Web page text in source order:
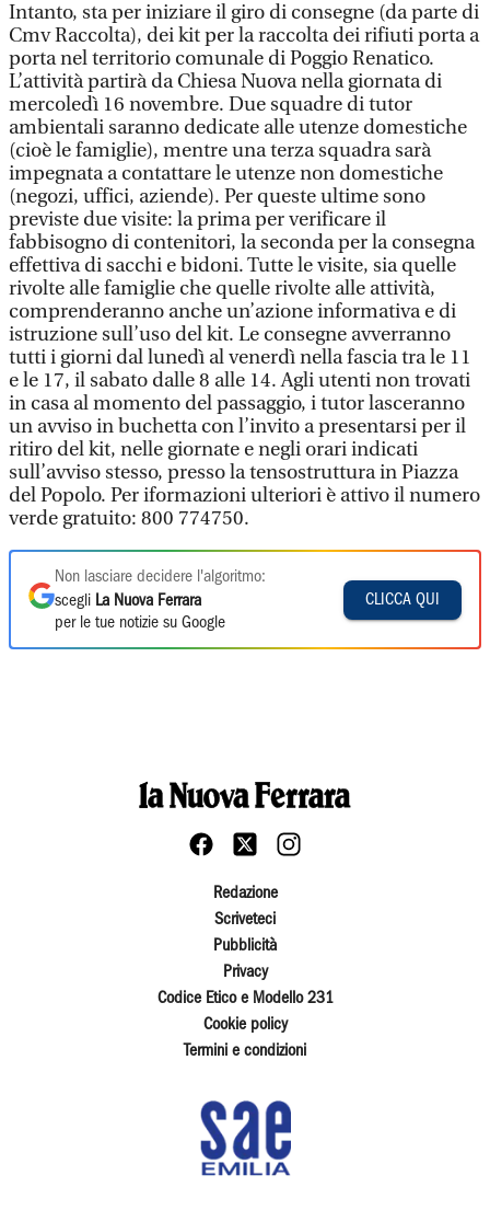
Intanto, sta per iniziare il giro di consegne (da parte di
Cmv Raccolta), dei kit per la raccolta dei rifiuti porta a
porta nel territorio comunale di Poggio Renatico.
L’attività partirà da Chiesa Nuova nella giornata di
mercoledì 16 novembre. Due squadre di tutor
ambientali saranno dedicate alle utenze domestiche
(cioè le famiglie), mentre una terza squadra sarà
impegnata a contattare le utenze non domestiche
(negozi, uffici, aziende). Per queste ultime sono
previste due visite: la prima per verificare il
fabbisogno di contenitori, la seconda per la consegna
effettiva di sacchi e bidoni. Tutte le visite, sia quelle
rivolte alle famiglie che quelle rivolte alle attività,
comprenderanno anche un’azione informativa e di
istruzione sull’uso del kit. Le consegne avverranno
tutti i giorni dal lunedì al venerdì nella fascia tra le 11
e le 17, il sabato dalle 8 alle 14. Agli utenti non trovati
in casa al momento del passaggio, i tutor lasceranno
un avviso in buchetta con l’invito a presentarsi per il
ritiro del kit, nelle giornate e negli orari indicati
sull’avviso stesso, presso la tensostruttura in Piazza
del Popolo. Per iformazioni ulteriori è attivo il numero
verde gratuito: 800 774750.
Non lasciare decidere l'algoritmo:
scegli La Nuova Ferrara
per le tue notizie su Google
CLICCA QUI
Redazione
Scriveteci
Pubblicità
Privacy
Codice Etico e Modello 231
Cookie policy
Termini e condizioni